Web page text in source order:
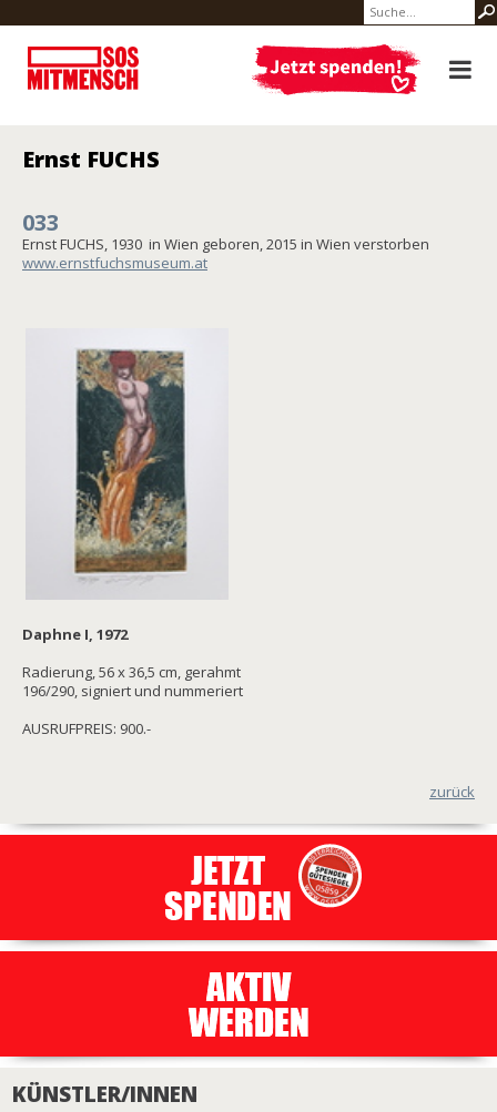
Ernst FUCHS
033
Ernst FUCHS, 1930 in Wien geboren, 2015 in Wien verstorben
www.ernstfuchsmuseum.at
Daphne I, 1972
Radierung, 56 x 36,5 cm, gerahmt
196/290, signiert und nummeriert
AUSRUFPREIS: 900.-
zurück
KÜNSTLER/INNEN